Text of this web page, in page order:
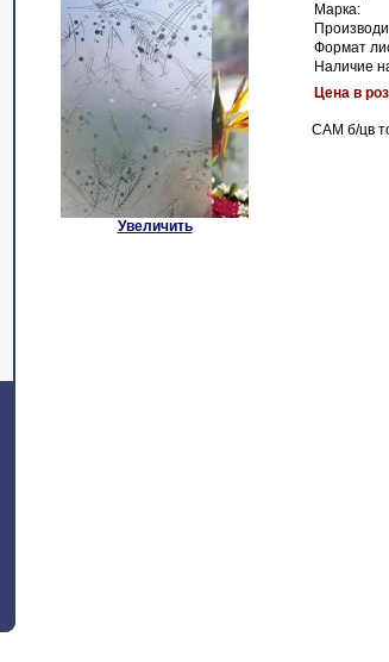
Увеличить
Марка:
Формат
Наличие
Цена в
CAM б/цв